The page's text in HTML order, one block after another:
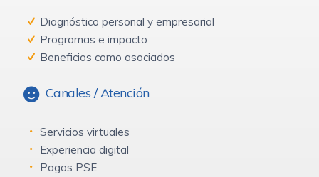
Diagnóstico personal y empresarial
Programas e impacto
Beneficios como asociados
Canales / Atención
Servicios virtuales
Experiencia digital
Pagos PSE